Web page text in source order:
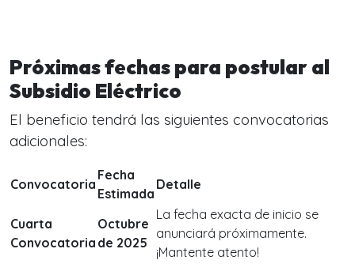
Próximas fechas para postular al
Subsidio Eléctrico
El beneficio tendrá las siguientes convocatorias
adicionales:
Convocatoria
Fecha
Estimada
Detalle
Cuarta
Convocatoria
Octubre
de 2025
La fecha exacta de inicio se
anunciará próximamente.
¡Mantente atento!